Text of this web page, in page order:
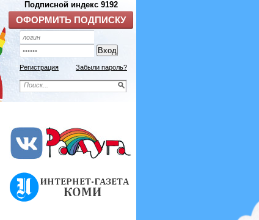
Регистрация Забыли пароль?